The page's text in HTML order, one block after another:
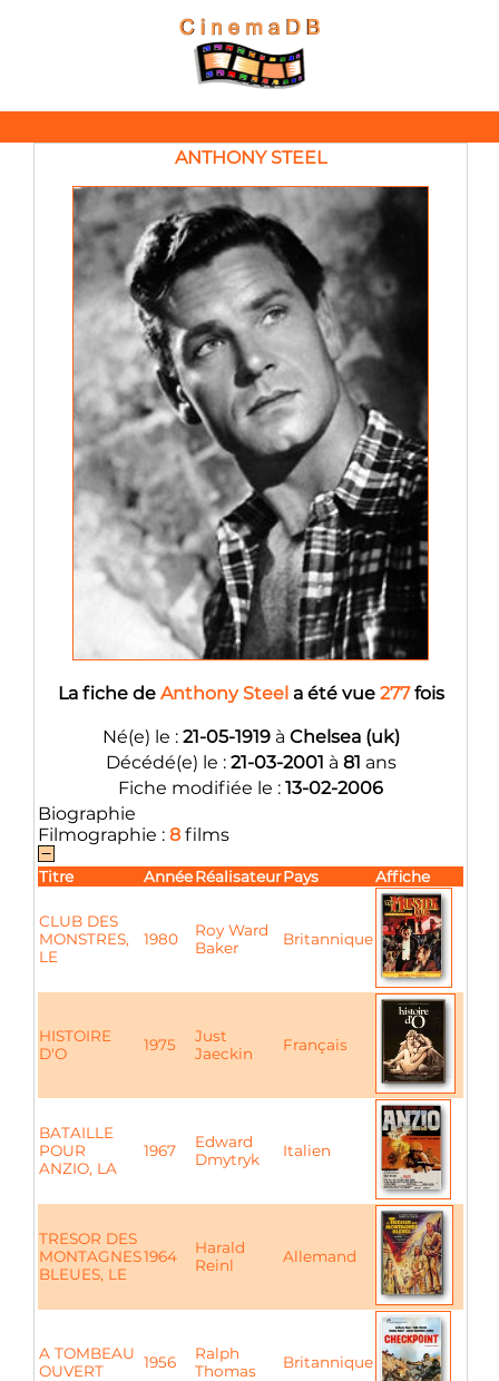
ANTHONY STEEL
La fiche de Anthony Steela été vue 277fois
Né(e) le : 21-05-1919à Chelsea (uk)
Décédé(e) le : 21-03-2001 à 81 ans
Fiche modifiée le : 13-02-2006
Biographie
Filmographie : 8 films
Titre AnnéeRéalisateurPays Affiche
CLUB DES
MONSTRES,
LE
1980
Roy Ward
Baker
Britannique
HISTOIRE
D'O
1975
Just
Jaeckin
Français
BATAILLE
POUR
ANZIO, LA
1967
Edward
Dmytryk
Italien
TRESOR DES
MONTAGNES
BLEUES, LE
1964
Harald
Reinl
Allemand
A TOMBEAU
OUVERT
1956
Ralph
Thomas
Britannique